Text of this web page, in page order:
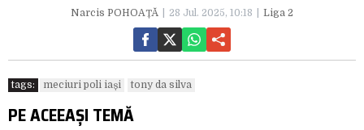
Narcis POHOAȚĂ 28 Jul. 2025, 10:18 Liga 2
tags: meciuri poli iași tony da silva
PE ACEEAȘI TEMĂ